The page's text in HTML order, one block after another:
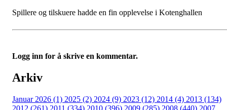
Spillere og tilskuere hadde en fin opplevelse i Kotenghallen
Logg inn for å skrive en kommentar.
Arkiv
Januar 2026 (1) 2025 (2) 2024 (9) 2023 (12) 2014 (4) 2013 (134)
2012 (261) 2011 (334) 2010 (396) 2009 (285) 2008 (440) 2007